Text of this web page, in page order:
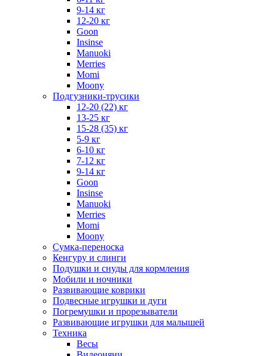
9-14 кг
12-20 кг
Goon
Insinse
Manuoki
Merries
Momi
Moony
Подгузники-трусики
12-20 (22) кг
13-25 кг
15-28 (35) кг
5-9 кг
6-10 кг
7-12 кг
9-14 кг
Goon
Insinse
Manuoki
Merries
Momi
Moony
Сумка-переноска
Кенгуру и слинги
Подушки и снуды для кормления
Мобили и ночники
Развивающие коврики
Подвесные игрушки и дуги
Погремушки и прорезыватели
Развивающие игрушки для малышей
Техника
Весы